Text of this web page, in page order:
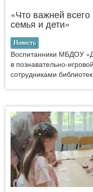
«Что важней
семья и дети»
Новость
Воспитанники МБДОУ
в познавательно-
сотрудниками